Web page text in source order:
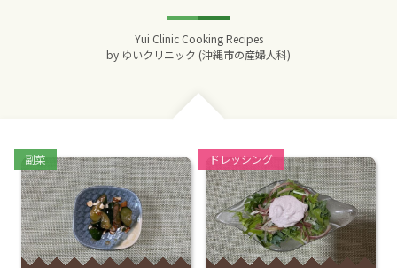
Yui Clinic Cooking Recipes
by ゆいクリニック (沖縄市の産婦人科)
Categories:
副菜 Categories:
ドレッシング
交通アクセス
診療料金
妊婦健診